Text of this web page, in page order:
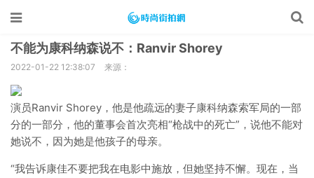
不能为康科纳森说不：Ranvir Shorey
2022-01-22 12:38:07 来源：
演员Ranvir Shorey，他是他疏远的妻子康科纳森索军局的一部
分的一部分，他的董事会首次亮相“枪战中的死亡”，说他不能对
她说不，因为她是他孩子的母亲。
“我告诉康佳不要把我在电影中施放，但她坚持不懈。现在，当